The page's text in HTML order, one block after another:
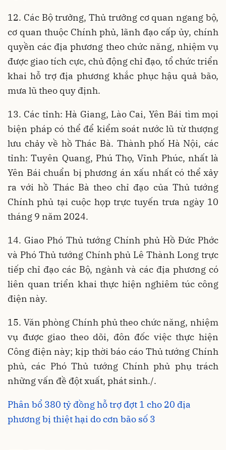
12. Các Bộ trưởng, Thủ trưởng cơ quan ngang bộ,
cơ quan thuộc Chính phủ, lãnh đạo cấp ủy, chính
quyền các địa phương theo chức năng, nhiệm vụ
được giao tích cực, chủ động chỉ đạo, tổ chức triển
khai hỗ trợ địa phương khắc phục hậu quả bão,
mưa lũ theo quy định.
13. Các tỉnh: Hà Giang, Lào Cai, Yên Bái tìm mọi
biện pháp có thể để kiểm soát nước lũ từ thượng
lưu chảy về hồ Thác Bà. Thành phố Hà Nội, các
tỉnh: Tuyên Quang, Phú Thọ, Vĩnh Phúc, nhất là
Yên Bái chuẩn bị phương án xấu nhất có thể xảy
ra với hồ Thác Bà theo chỉ đạo của Thủ tướng
Chính phủ tại cuộc họp trực tuyến trưa ngày 10
tháng 9 năm 2024.
14. Giao Phó Thủ tướng Chính phủ Hồ Đức Phớc
và Phó Thủ tướng Chính phủ Lê Thành Long trực
tiếp chỉ đạo các Bộ, ngành và các địa phương có
liên quan triển khai thực hiện nghiêm túc công
điện này.
15. Văn phòng Chính phủ theo chức năng, nhiệm
vụ được giao theo dõi, đôn đốc việc thực hiện
Công điện này; kịp thời báo cáo Thủ tướng Chính
phủ, các Phó Thủ tướng Chính phủ phụ trách
những vấn đề đột xuất, phát sinh./.
Phân bổ 380 tỷ đồng hỗ trợ đợt 1 cho 20 địa
phương bị thiệt hại do cơn bão số 3